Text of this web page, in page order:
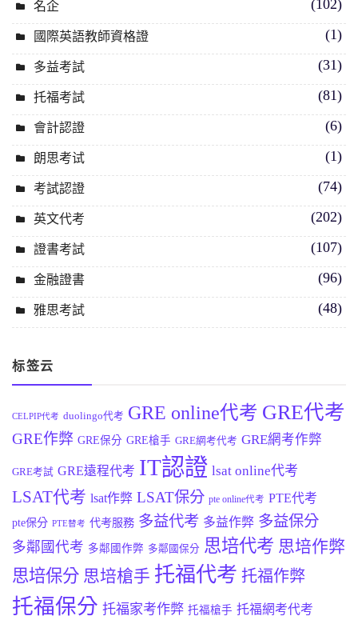
名企 (102)
國際英語教師資格證 (1)
多益考試 (31)
托福考試 (81)
會計認證 (6)
朗思考试 (1)
考試認證 (74)
英文代考 (202)
證書考試 (107)
金融證書 (96)
雅思考試 (48)
标签云
CELPIP代考 duolingo代考 GRE online代考 GRE代考
GRE作弊 GRE保分 GRE槍手 GRE網考代考 GRE網考作弊
GRE考試 GRE遠程代考 IT認證 lsat online代考
LSAT代考 lsat作弊 LSAT保分 pte online代考 PTE代考
pte保分 PTE替考 代考服務 多益代考 多益作弊 多益保分
多鄰國代考 多鄰國作弊 多鄰國保分 思培代考 思培作弊
思培保分 思培槍手 托福代考 托福作弊
托福保分 托福家考作弊 托福槍手 托福網考代考